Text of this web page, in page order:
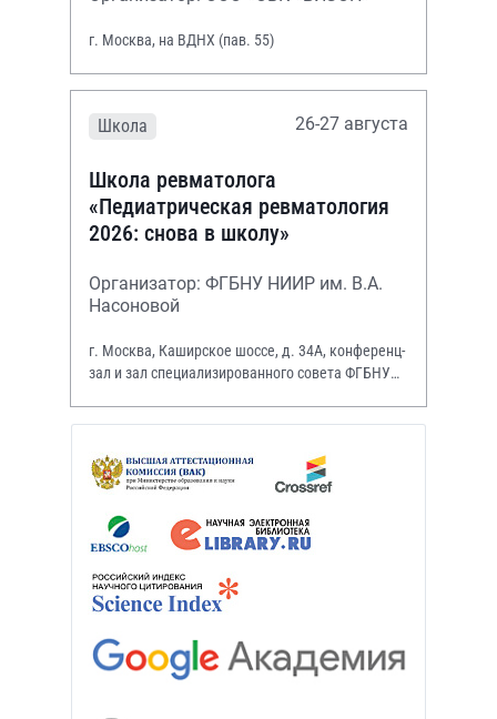
г. Москва, на ВДНХ (пав. 55)
Школа 26-27 августа
Школа ревматолога
«Педиатрическая ревматология
2026: снова в школу»
Организатор: ФГБНУ НИИР им. В.А.
Насоновой
г. Москва, Каширское шоссе, д. 34А, конференц-
зал и зал специализированного совета ФГБНУ